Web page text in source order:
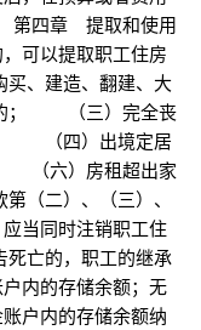
第四章 提取和使用
可以提取职工住房
、建造、翻建、大
； （三）完全丧
； （四）出境定居
六）房租超出家
二）、（三）、
当同时注销职工住
亡的，职工的继承
内的存储余额；无
户内的存储余额纳